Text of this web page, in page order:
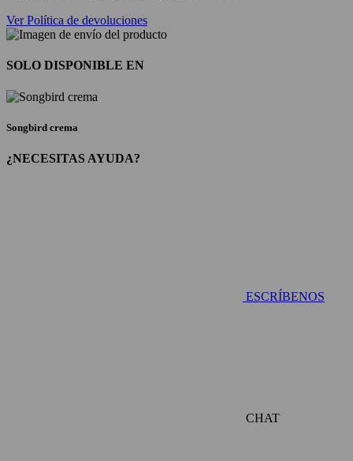
Ver Política de devoluciones
SOLO DISPONIBLE EN
Songbird crema
¿NECESITAS AYUDA?
ESCRÍBENOS
CHAT